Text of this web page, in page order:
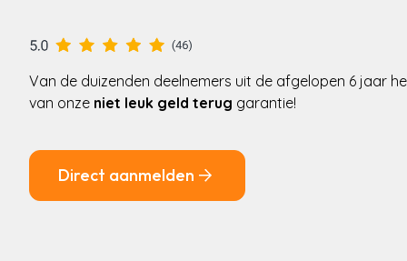
Van de duizenden deelnemers uit de afgelopen 6 jaar
van onze niet leuk geld terug garantie!
Direct aanmelden